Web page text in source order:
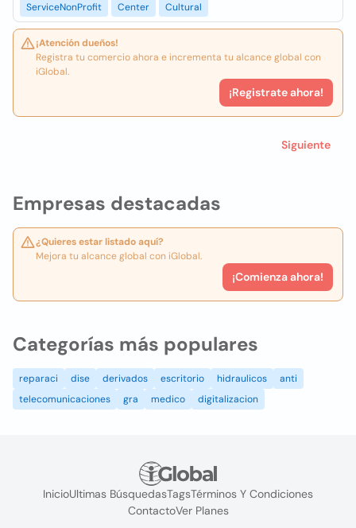
Empresas destacadas
¿Quieres estar listado aquí?
Mejora tu alcance global con iGlobal.
¡Comienza ahora!
ServiceNonProfit
Center Cultural
¡Atención dueños!
Registra tu comercio ahora e incrementa tu alcance global con
iGlobal.
¡Registrate ahora!
Siguiente
Categorías más populares
reparaci dise derivados escritorio hidraulicos
anti
telecomunicaciones
gra medico digitalizacion
InicioUltimas BúsquedasTagsTérminos Y Condiciones
ContactoVer Planes